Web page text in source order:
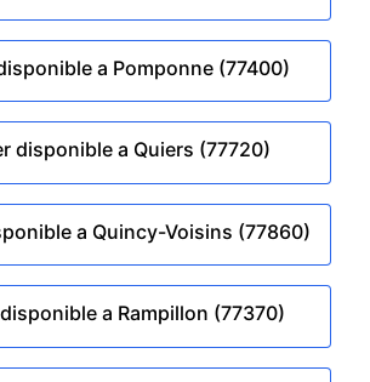
a Pomponne (77400)
disponible a Quiers (77720)
a Quincy-Voisins (77860)
a Rampillon (77370)